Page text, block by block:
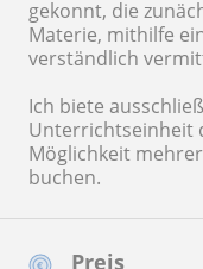
Preis
gekonnt, die
Materie, mithilfe
verständlich
Ich biete
Unterrichtseinheit
Möglichkeit
buchen.